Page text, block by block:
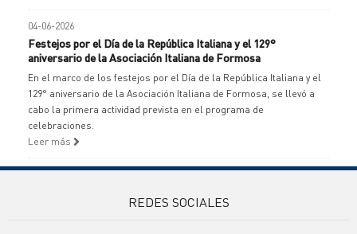
04-06-2026
Festejos por el Día de la República Italiana y el 129°
aniversario de la Asociación Italiana de Formosa
En el marco de los festejos por el Día de la República Italiana y el
129° aniversario de la Asociación Italiana de Formosa, se llevó a
cabo la primera actividad prevista en el programa de
celebraciones.
Leer más
REDES SOCIALES